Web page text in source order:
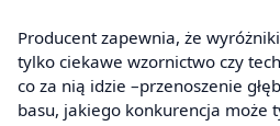
Producent zapewnia, że
tylko ciekawe wzornictwo czy
co za nią idzie –przenoszenie
basu, jakiego konkurencja może